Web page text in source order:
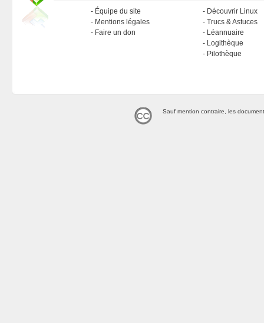
Équipe du site
Mentions légales
Faire un don
Découvrir Linux
Trucs & Astuces
Léannuaire
Logithèque
Pilothèque
Sauf mention contraire, les